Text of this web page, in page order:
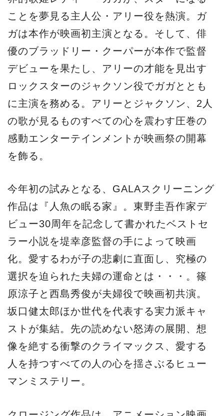
を飾る。
今年初の試みとなる、GALAスクリーニング
作品は『人魚の眠る家』。東野圭吾作家デ
ビュー30周年を記念して書かれたベストセ
ラー小説を堤幸彦監督の手によって映画
化。愛するわが子の悲劇に直面し、究極の
選択を迫られた夫婦の運命とは・・・。篠
原涼子と西島秀俊が夫婦役で映画初共演。
ストが集結。先の読めない怒涛の展開、想
像を絶する衝撃のクライマックス、愛する
人を持つすべての人の心を揺さぶるヒュー
マンミステリー。
クロージング作品は、アニメーション映画
『GODZILLA』三部作の最終章
『GODZILLA 星を喰う者』。ゴジラ映画史
上初の3DCGアニメーション作品である第一
章『GODZILLA 怪獣惑星』、〈メカゴジ
ラ〉の新解釈で観客を圧倒した第二章
『GODZILLA 決戦機動増殖都市』。そし
喰う者』では、超科学が生み出した〈メカ